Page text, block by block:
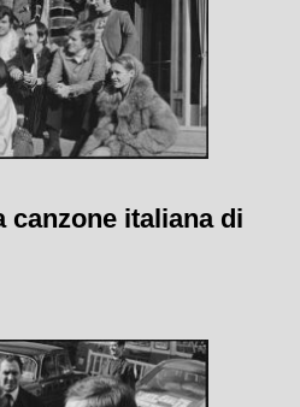
canzone italiana di